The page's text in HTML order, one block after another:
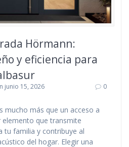
Hörmann:
y eficiencia para
junio 15, 2026 0
mucho más que un acceso a
elemento que transmite
tu familia y contribuye al
del hogar. Elegir una